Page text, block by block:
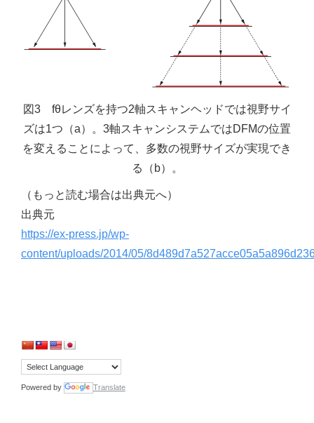
図3 fθレンズを持つ2軸スキャンヘッドでは視野サイ
ズは1つ（a）。3軸スキャンシステムではDFMの位置
を変えることによって、多数の視野サイズが実現でき
る（b）。
（もっと読む場合は出典元へ）
出典元
https://ex-press.jp/wp-
content/uploads/2014/05/
Powered by Translate